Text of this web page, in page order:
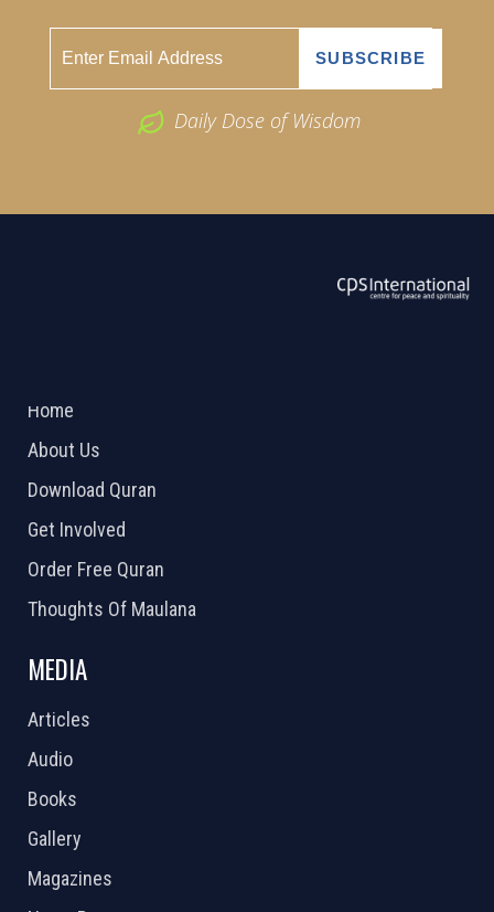
Daily Dose of Wisdom
Home
About Us
Download Quran
Get Involved
Order Free Quran
Thoughts Of Maulana
MEDIA
Articles
Audio
Books
Gallery
Magazines